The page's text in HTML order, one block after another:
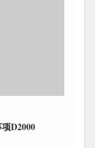
D2000